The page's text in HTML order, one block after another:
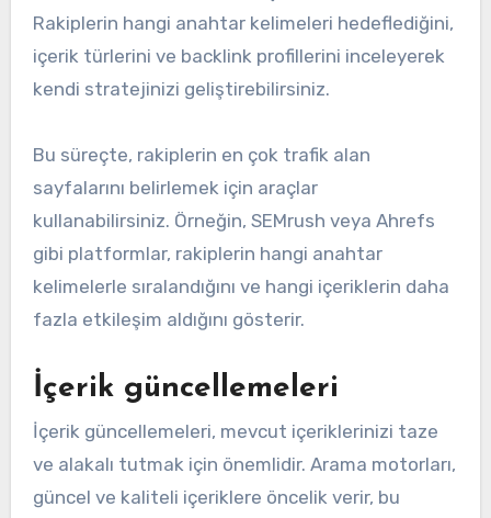
Rakiplerin hangi anahtar kelimeleri hedeflediğini,
içerik türlerini ve backlink profillerini inceleyerek
kendi stratejinizi geliştirebilirsiniz.
Bu süreçte, rakiplerin en çok trafik alan
sayfalarını belirlemek için araçlar
kullanabilirsiniz. Örneğin, SEMrush veya Ahrefs
gibi platformlar, rakiplerin hangi anahtar
kelimelerle sıralandığını ve hangi içeriklerin daha
fazla etkileşim aldığını gösterir.
İçerik güncellemeleri
İçerik güncellemeleri, mevcut içeriklerinizi taze
ve alakalı tutmak için önemlidir. Arama motorları,
güncel ve kaliteli içeriklere öncelik verir, bu